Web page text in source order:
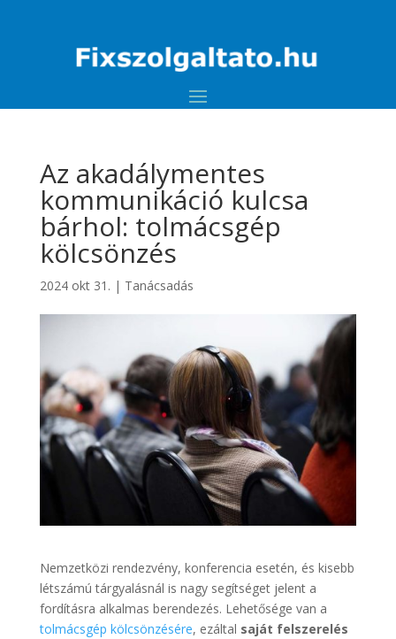
Az akadálymentes
kommunikáció kulcsa
bárhol: tolmácsgép
kölcsönzés
2024 okt 31. | Tanácsadás
Nemzetközi rendezvény, konferencia esetén, és kisebb
létszámú tárgyalásnál is nagy segítséget jelent a
fordításra alkalmas berendezés. Lehetősége van a
tolmácsgép kölcsönzésére, ezáltal saját felszerelés